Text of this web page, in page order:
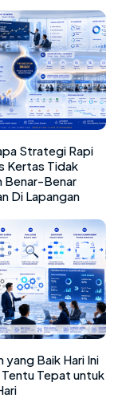
Strategi Rapi
Kertas Tidak
Benar-Benar
Di Lapangan
yang Baik Hari Ini
Tentu Tepat untuk